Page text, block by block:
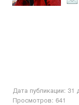
Дата публикации: 31
Просмотров: 641